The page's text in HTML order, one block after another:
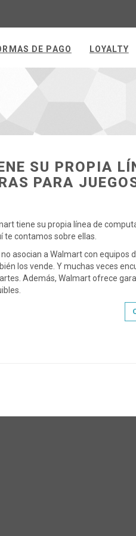
DE PAGO LOYALTY
SU PROPIA
PARA
tiene su propia línea de
te contamos sobre ellas.
asocian a Walmart con equipos
los vende. Y muchas veces
Además, Walmart ofrece